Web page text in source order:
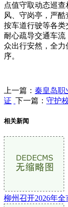
点值守取动态巡
风、守岗亭，严
按车道行驶等各
耐心疏导交通车
众出行安然，全
序。
上一篇： 秦皇岛职
证 下一篇： 守护
相关新闻
柳州召开2026年全